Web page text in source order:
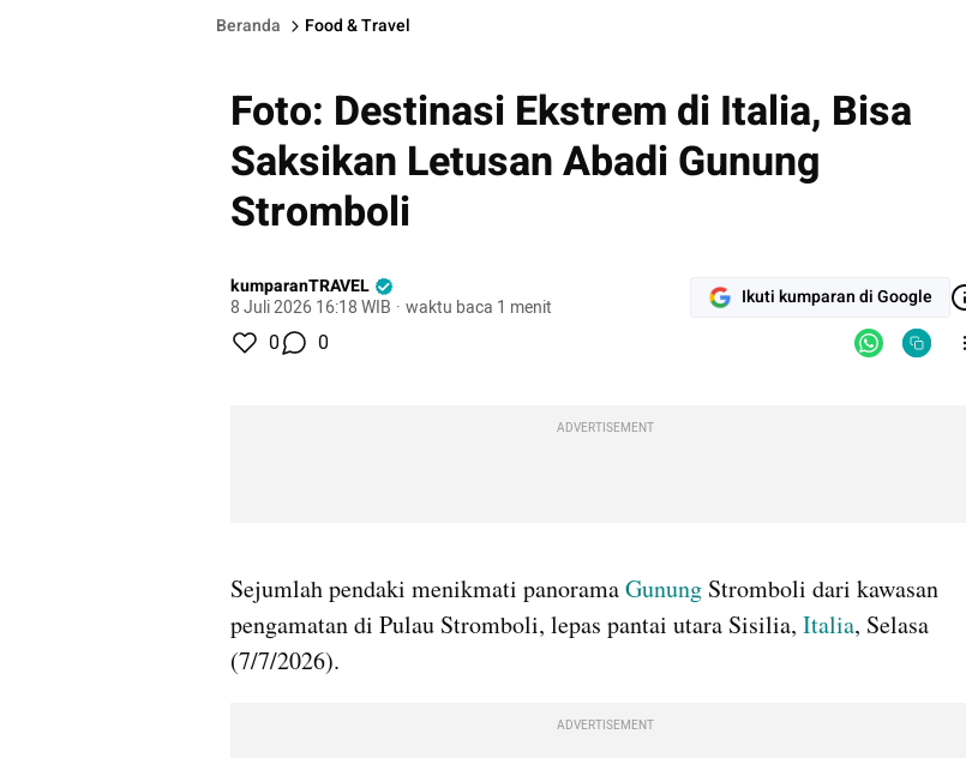
Beranda Food & Travel
Foto: Destinasi Ekstrem di Italia, Bisa
Saksikan Letusan Abadi Gunung
Stromboli
kumparanTRAVEL
8 Juli 2026 16:18 WIB · waktu baca 1 menit Ikuti kumparan di Google
0 0
ADVERTISEMENT
Sejumlah pendaki menikmati panorama Gunung Stromboli dari kawasan
pengamatan di Pulau Stromboli, lepas pantai utara Sisilia, Italia, Selasa
(7/7/2026).
ADVERTISEMENT